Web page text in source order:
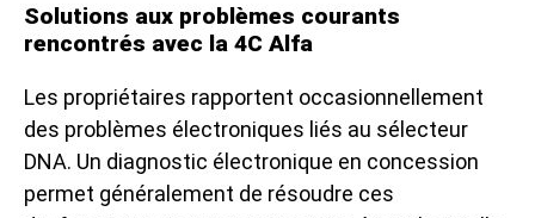
Solutions aux problèmes courants
rencontrés avec la 4C Alfa
Les propriétaires rapportent occasionnellement
des problèmes électroniques liés au sélecteur
DNA. Un diagnostic électronique en concession
permet généralement de résoudre ces